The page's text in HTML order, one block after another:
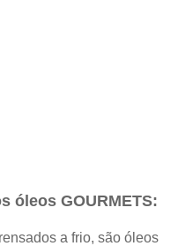
óleos GOURMETS:
a frio, são óleos